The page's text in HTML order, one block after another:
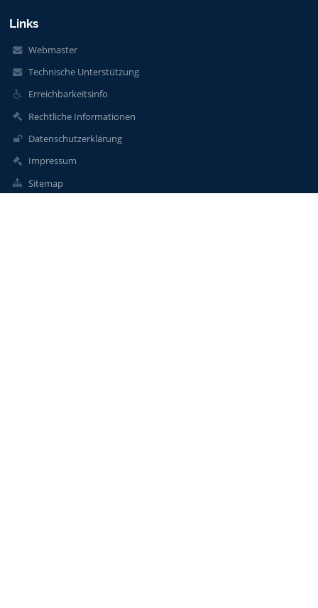
Links
Webmaster
Technische Unterstützung
Erreichbarkeitsinfo
Rechtliche Informationen
Datenschutzerklärung
Impressum
Sitemap